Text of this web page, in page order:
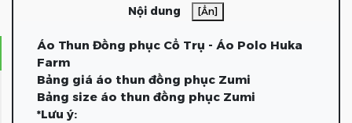
Nội dung [Ẩn]
Áo Thun Đồng phục Cổ Trụ - Áo Polo Huka
Farm
Bảng giá áo thun đồng phục Zumi
Bảng size áo thun đồng phục Zumi
*Lưu ý: